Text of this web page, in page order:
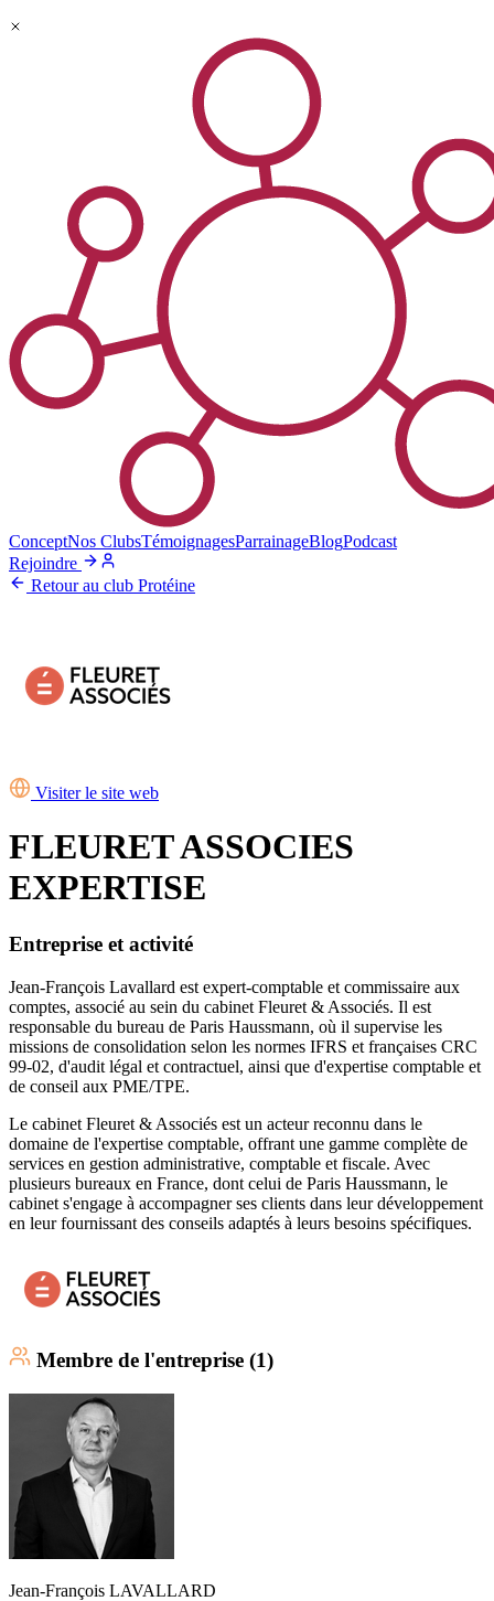
ConceptNos ClubsTémoignagesParrainageBlogPodcast
Rejoindre
Retour au club Protéine
Visiter le site web
FLEURET ASSOCIES
EXPERTISE
Entreprise et activité
Jean-François Lavallard est expert-comptable et commissaire aux
comptes, associé au sein du cabinet Fleuret & Associés. Il est
responsable du bureau de Paris Haussmann, où il supervise les
missions de consolidation selon les normes IFRS et françaises CRC
99-02, d'audit légal et contractuel, ainsi que d'expertise comptable et
de conseil aux PME/TPE.
Le cabinet Fleuret & Associés est un acteur reconnu dans le
domaine de l'expertise comptable, offrant une gamme complète de
services en gestion administrative, comptable et fiscale. Avec
plusieurs bureaux en France, dont celui de Paris Haussmann, le
cabinet s'engage à accompagner ses clients dans leur développement
en leur fournissant des conseils adaptés à leurs besoins spécifiques.
Membre de l'entreprise (1)
Jean-François LAVALLARD